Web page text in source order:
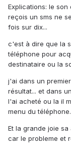
Explications: le
reçois un sms ne
fois sur dix...
c'est à dire que la
téléphone pour
destinataire ou la
j'ai dans un
résultat... et dans
l'ai acheté ou la il
menu du téléphone.
Et la grande joie
car le probleme et